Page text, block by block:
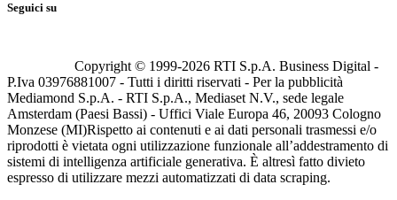
Seguici su
Copyright © 1999-2026 RTI S.p.A. Business Digital -
P.Iva 03976881007 - Tutti i diritti riservati - Per la pubblicità
Mediamond S.p.A. - RTI S.p.A., Mediaset N.V., sede legale
Amsterdam (Paesi Bassi) - Uffici Viale Europa 46, 20093 Cologno
Monzese (MI)Rispetto ai contenuti e ai dati personali trasmessi e/o
riprodotti è vietata ogni utilizzazione funzionale all’addestramento di
sistemi di intelligenza artificiale generativa. È altresì fatto divieto
espresso di utilizzare mezzi automatizzati di data scraping.